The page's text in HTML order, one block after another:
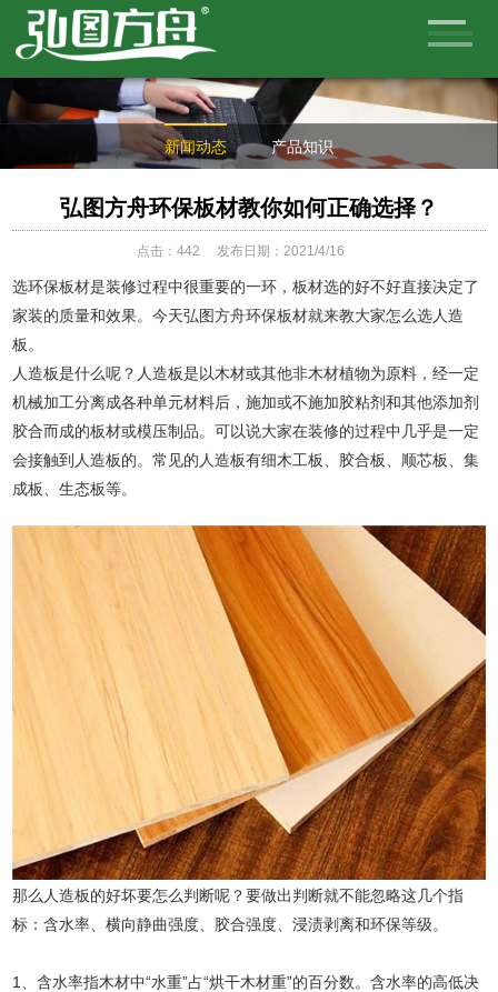
弘图方舟板材欢迎您！主要生产：杉木生态板、多层生态板等家俱板材。
全国服务电话：400-1839-006
新闻动态 产品知识
弘图方舟环保板材教你如何正确选择？
点击： 442 发布日期：2021/4/16
选环保板材是装修过程中很重要的一环，板材选的好不好直接决定了
家装的质量和效果。今天弘图方舟环保板材就来教大家怎么选人造
板。
人造板是什么呢？人造板是以木材或其他非木材植物为原料，经一定
机械加工分离成各种单元材料后，施加或不施加胶粘剂和其他添加剂
胶合而成的板材或模压制品。可以说大家在装修的过程中几乎是一定
会接触到人造板的。常见的人造板有细木工板、胶合板、顺芯板、集
成板、生态板等。
那么人造板的好坏要怎么判断呢？要做出判断就不能忽略这几个指
标：含水率、横向静曲强度、胶合强度、浸渍剥离和环保等级。
1、含水率指木材中“水重”占“烘干木材重”的百分数。含水率的高低决